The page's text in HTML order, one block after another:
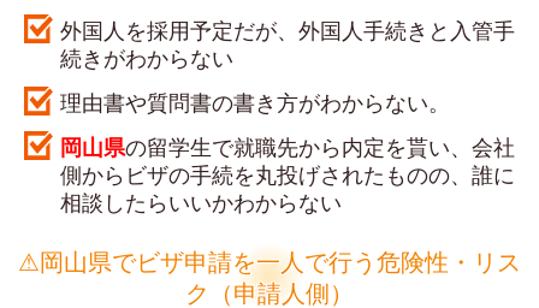
外国人を採用予定だが、外国人手続きと入管手
続きがわからない
理由書や質問書の書き方がわからない。
岡山県の留学生で就職先から内定を貰い、会社
側からビザの手続を丸投げされたものの、誰に
相談したらいいかわからない
⚠岡山県でビザ申請を一人で行う危険性・リス
ク（申請人側）